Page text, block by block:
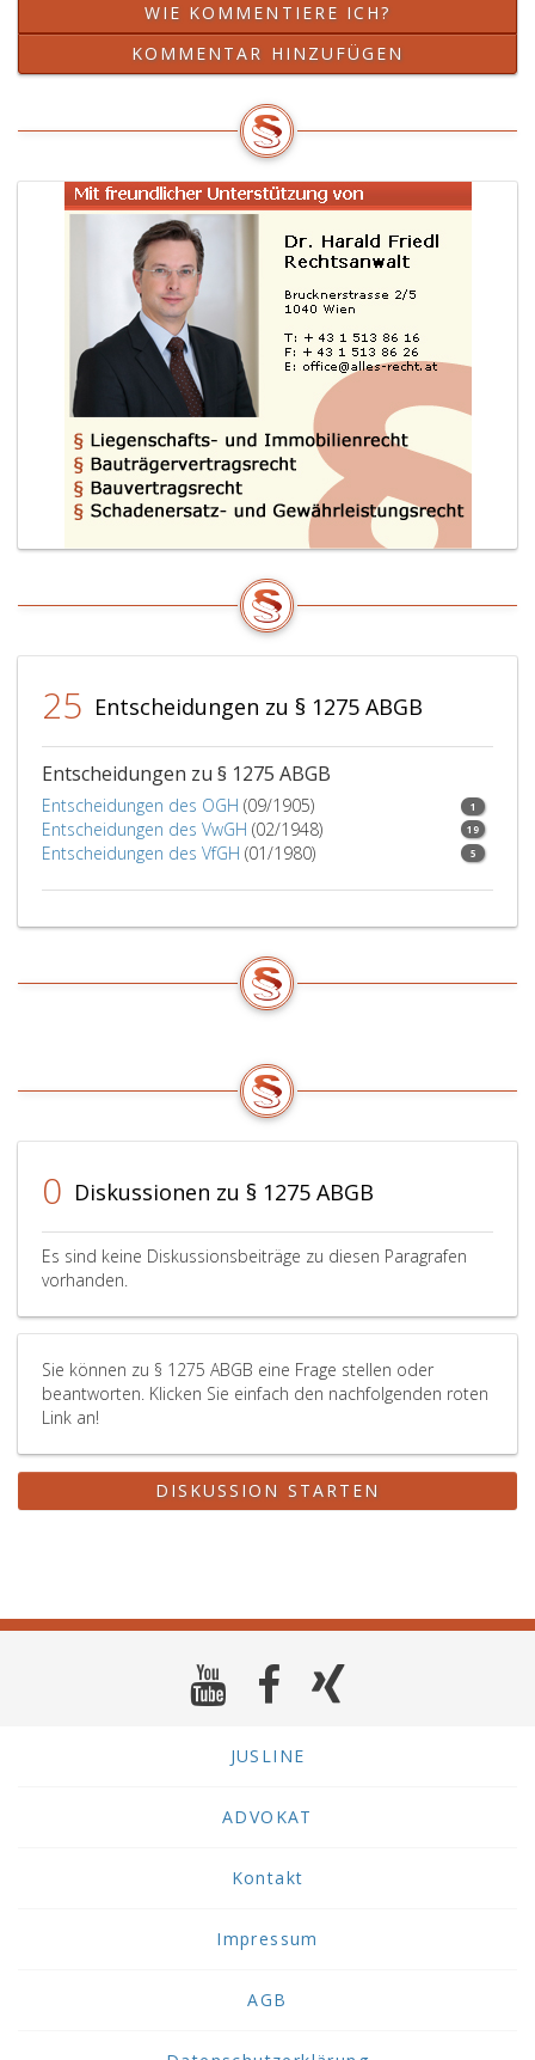
WIE KOMMENTIERE ICH?
KOMMENTAR HINZUFÜGEN
25 Entscheidungen zu § 1275 ABGB
Entscheidungen zu § 1275 ABGB
Entscheidungen des OGH (09/1905) 1
Entscheidungen des VwGH (02/1948) 19
Entscheidungen des VfGH (01/1980) 5
0 Diskussionen zu § 1275 ABGB
Es sind keine Diskussionsbeiträge zu diesen Paragrafen
vorhanden.
Sie können zu § 1275 ABGB eine Frage stellen oder
beantworten. Klicken Sie einfach den nachfolgenden roten
Link an!
DISKUSSION STARTEN
JUSLINE
ADVOKAT
Kontakt
Impressum
AGB